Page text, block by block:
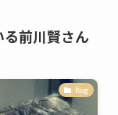
前川賢さん
Blog